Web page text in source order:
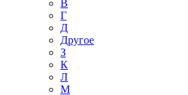
В
Г
Д
Другое
З
К
Л
М